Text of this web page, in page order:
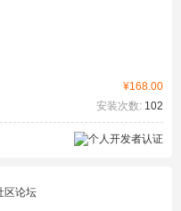
¥168.00
安装次数: 102